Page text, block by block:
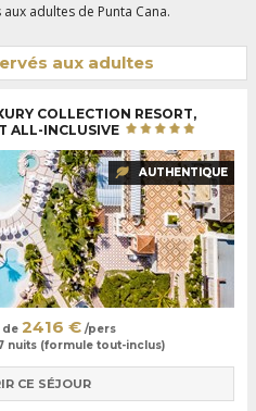
adultes de Punta Cana.
aux adultes
COLLECTION RESORT,
ALL-INCLUSIVE
AUTHENTIQUE
de 2416 € /pers
nuits (formule tout-inclus)
CE SÉJOUR